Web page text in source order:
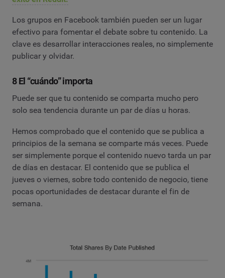
Los grupos en Facebook también pueden ser un lugar
efectivo para fomentar el debate sobre tu contenido. La
clave es desarrollar interacciones reales, no simplemente
publicar y olvidar.
8 El “cuándo” importa
Puede ser que tu contenido se comparta mucho pero
solo sea tendencia durante un par de días u horas.
Hemos comprobado que el contenido que se publica a
principios de la semana se comparte más veces. Puede
ser simplemente porque el contenido nuevo tarda un par
de días en destacar. El contenido que se publica el
jueves o viernes, sobre todo contenido de negocio, tiene
pocas oportunidades de destacar durante el fin de
semana.